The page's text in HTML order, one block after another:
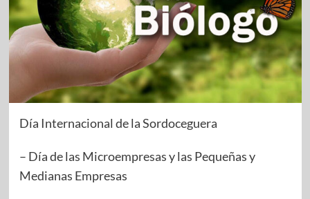
Día Internacional de la Sordoceguera
– Día de las Microempresas y las Pequeñas y
Medianas Empresas